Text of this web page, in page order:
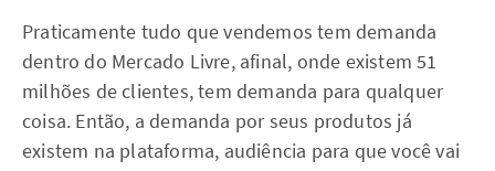
Praticamente tudo que vendemos tem demanda
dentro do Mercado Livre, afinal, onde existem 51
milhões de clientes, tem demanda para qualquer
coisa. Então, a demanda por seus produtos já
existem na plataforma, audiência para que você vai